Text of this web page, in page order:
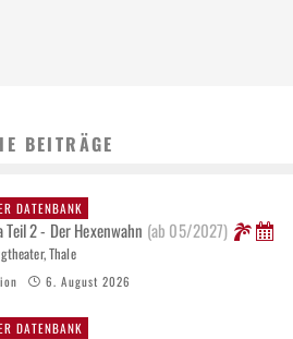
BEITRÄGE
DATENBANK
Teil 2 - Der Hexenwahn (ab 05/2027)
Thale
6. August 2026
DATENBANK